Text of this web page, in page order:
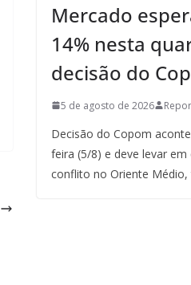
Mercado
14% nesta
decisão do
5 de agosto de 2026
Decisão do Copom
feira (5/8) e deve levar em
conflito no Oriente